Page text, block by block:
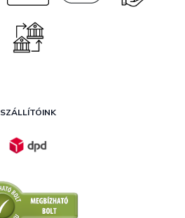
SZÁLLÍTÓINK